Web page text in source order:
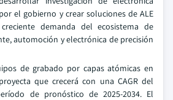
el gobierno y crear soluciones de ALE
demanda del ecosistema de
automoción y electrónica de precisión
de grabado por capas atómicas en
que crecerá con una CAGR del
de pronóstico de 2025-2034. El